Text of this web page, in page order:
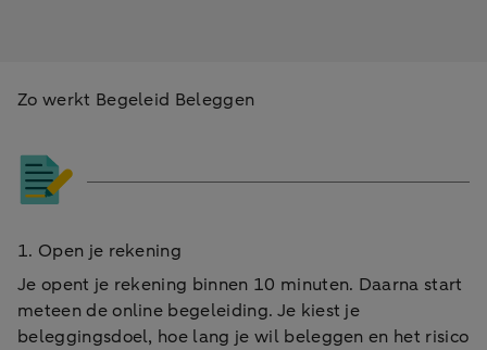
Zo werkt Begeleid Beleggen
1. Open je rekening
Je opent je rekening binnen 10 minuten. Daarna start
meteen de online begeleiding. Je kiest je
beleggingsdoel, hoe lang je wil beleggen en het risico